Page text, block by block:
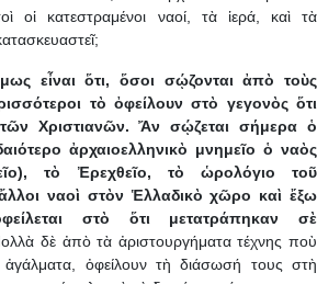
οἱ κατεστραμένοι ναοί, τὰ ἱερά, καὶ τὰ
εἶναι ὅτι, ὅσοι σῴζονται ἀπὸ τοὺς
τὸ ὀφείλουν στὸ γεγονὸς ὅτι
Χριστιανῶν. Ἄν σῴζεται σήμερα ὁ
ἀρχαιοελληνικὸ μνημεῖο ὁ ναὸς
τὸ Ἐρεχθεῖο, τὸ ὡρολόγιο τοῦ
ναοὶ στὸν Ἑλλαδικὸ χῶρο καὶ ἔξω
στὸ ὅτι μετατράπηκαν σὲ
δὲ ἀπὸ τὰ ἀριστουργήματα τέχνης ποὺ
ὀφείλουν τὴ διάσωσή τους στὴ